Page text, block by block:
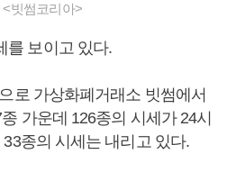
<빗썸코리아>
를 보이고 있다.
로 가상화폐거래소 빗썸에서
가운데 126종의 시세가 24시
종의 시세는 내리고 있다.